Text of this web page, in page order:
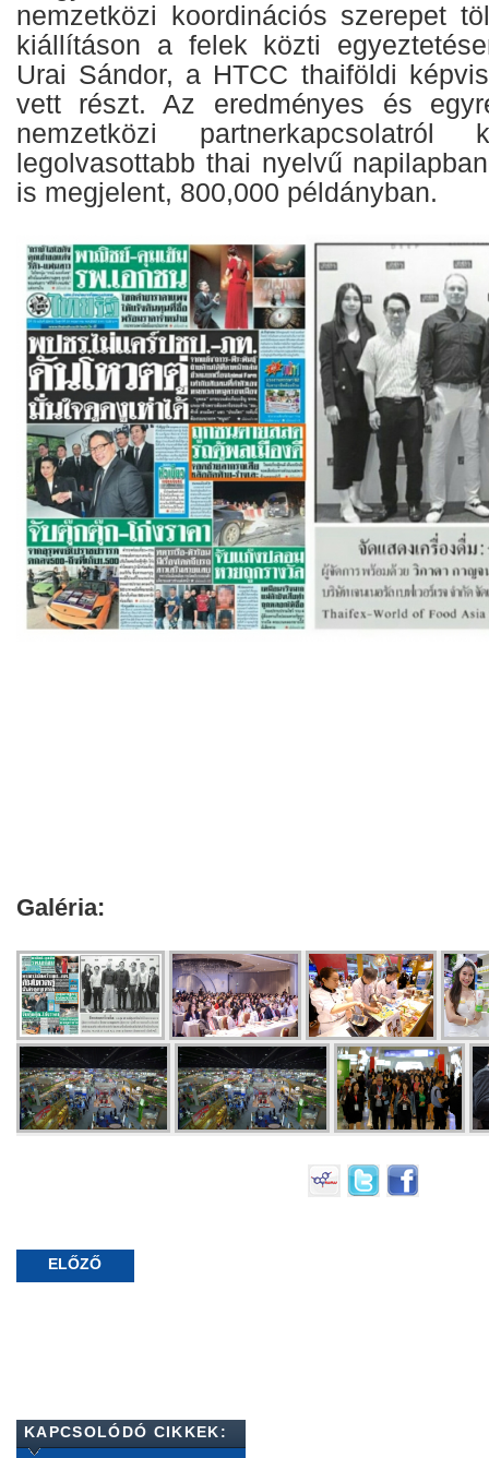
nemzetközi koordinációs szerepet
kiállításon a felek közti
Urai Sándor, a HTCC thaiföldi
vett részt. Az eredményes és
nemzetközi
legolvasottabb thai nyelvű
is megjelent, 800,000 példányban.
Galéria:
ELŐZŐ
KAPCSOLÓDÓ CIKKEK: